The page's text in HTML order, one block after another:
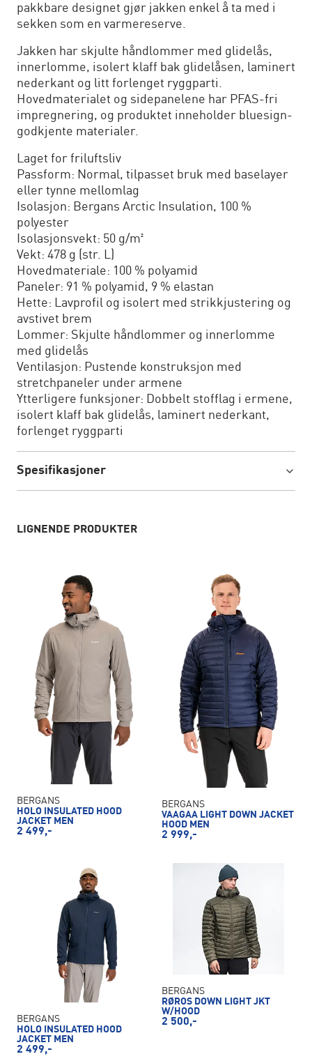
pakkbare designet gjør jakken enkel å ta med i
sekken som en varmereserve.
Jakken har skjulte håndlommer med glidelås,
innerlomme, isolert klaff bak glidelåsen, laminert
nederkant og litt forlenget ryggparti.
Hovedmaterialet og sidepanelene har PFAS-fri
impregnering, og produktet inneholder bluesign-
godkjente materialer.
Laget for friluftsliv
Passform: Normal, tilpasset bruk med baselayer
eller tynne mellomlag
Isolasjon: Bergans Arctic Insulation, 100 %
polyester
Isolasjonsvekt: 50 g/m²
Vekt: 478 g (str. L)
Hovedmateriale: 100 % polyamid
Paneler: 91 % polyamid, 9 % elastan
Hette: Lavprofil og isolert med strikkjustering og
avstivet brem
Lommer: Skjulte håndlommer og innerlomme
med glidelås
Ventilasjon: Pustende konstruksjon med
stretchpaneler under armene
Ytterligere funksjoner: Dobbelt stofflag i ermene,
isolert klaff bak glidelås, laminert nederkant,
forlenget ryggparti
Spesifikasjoner
LIGNENDE PRODUKTER
BERGANS
HOLO INSULATED HOOD
JACKET MEN
2 499,-
BERGANS
VAAGAA LIGHT DOWN JACKET
HOOD MEN
2 999,-
BERGANS
HOLO INSULATED HOOD
JACKET MEN
2 499,-
BERGANS
RØROS DOWN LIGHT JKT
W/HOOD
2 500,-